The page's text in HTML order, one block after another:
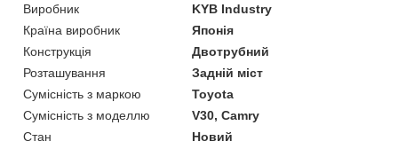
Виробник
KYB Industry
Країна виробник
Японія
Конструкція
Двотрубний
Розташування
Задній міст
Сумісність з маркою
Toyota
Сумісність з моделлю
V30, Camry
Стан
Новий